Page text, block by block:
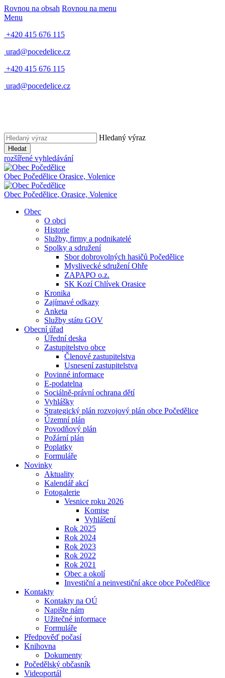
Rovnou na obsah Rovnou na menu
Menu
+420 415 676 115
urad@pocedelice.cz
+420 415 676 115
urad@pocedelice.cz
Hledaný výraz
Hledat
rozšířené vyhledávání
Obec Počedělice Orasice, Volenice
Obec Počedělice, Orasice, Volenice
Obec
O obci
Historie
Služby, firmy a podnikatelé
Spolky a sdružení
Sbor dobrovolných hasičů Počedělice
Myslivecké sdružení Ohře
ZAPAPO o.z.
SK Kozí Chlívek Orasice
Kronika
Zajímavé odkazy
Anketa
Služby státu GOV
Obecní úřad
Úřední deska
Zastupitelstvo obce
Členové zastupitelstva
Usnesení zastupitelstva
Povinné informace
E-podatelna
Sociálně-právní ochrana dětí
Vyhlášky
Strategický plán rozvojový plán obce Počedělice
Územní plán
Povodňový plán
Požární plán
Poplatky
Formuláře
Novinky
Aktuality
Kalendář akcí
Fotogalerie
Vesnice roku 2026
Komise
Vyhlášení
Rok 2025
Rok 2024
Rok 2023
Rok 2022
Rok 2021
Obec a okolí
Investiční a neinvestiční akce obce Počedělice
Kontakty
Kontakty na OÚ
Napište nám
Užitečné informace
Formuláře
Předpověď počasí
Knihovna
Dokumenty
Počedělský občasník
Videoportál